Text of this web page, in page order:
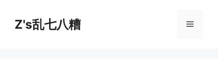
Z's乱七八糟 菜